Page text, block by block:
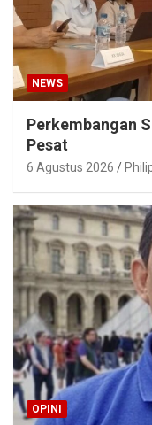
NEWS
Perkembangan
Pesat
6 Agustus 2026
OPINI